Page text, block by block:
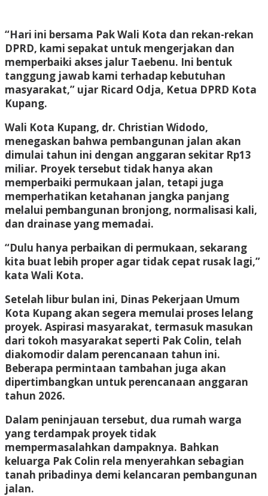
“Hari ini bersama Pak Wali Kota dan rekan-rekan
DPRD, kami sepakat untuk mengerjakan dan
memperbaiki akses jalur Taebenu. Ini bentuk
tanggung jawab kami terhadap kebutuhan
masyarakat,” ujar Ricard Odja, Ketua DPRD Kota
Kupang.
Wali Kota Kupang, dr. Christian Widodo,
menegaskan bahwa pembangunan jalan akan
dimulai tahun ini dengan anggaran sekitar Rp13
miliar. Proyek tersebut tidak hanya akan
memperbaiki permukaan jalan, tetapi juga
memperhatikan ketahanan jangka panjang
melalui pembangunan bronjong, normalisasi kali,
dan drainase yang memadai.
“Dulu hanya perbaikan di permukaan, sekarang
kita buat lebih proper agar tidak cepat rusak lagi,”
kata Wali Kota.
Setelah libur bulan ini, Dinas Pekerjaan Umum
Kota Kupang akan segera memulai proses lelang
proyek. Aspirasi masyarakat, termasuk masukan
dari tokoh masyarakat seperti Pak Colin, telah
diakomodir dalam perencanaan tahun ini.
Beberapa permintaan tambahan juga akan
dipertimbangkan untuk perencanaan anggaran
tahun 2026.
Dalam peninjauan tersebut, dua rumah warga
yang terdampak proyek tidak
mempermasalahkan dampaknya. Bahkan
keluarga Pak Colin rela menyerahkan sebagian
tanah pribadinya demi kelancaran pembangunan
jalan.